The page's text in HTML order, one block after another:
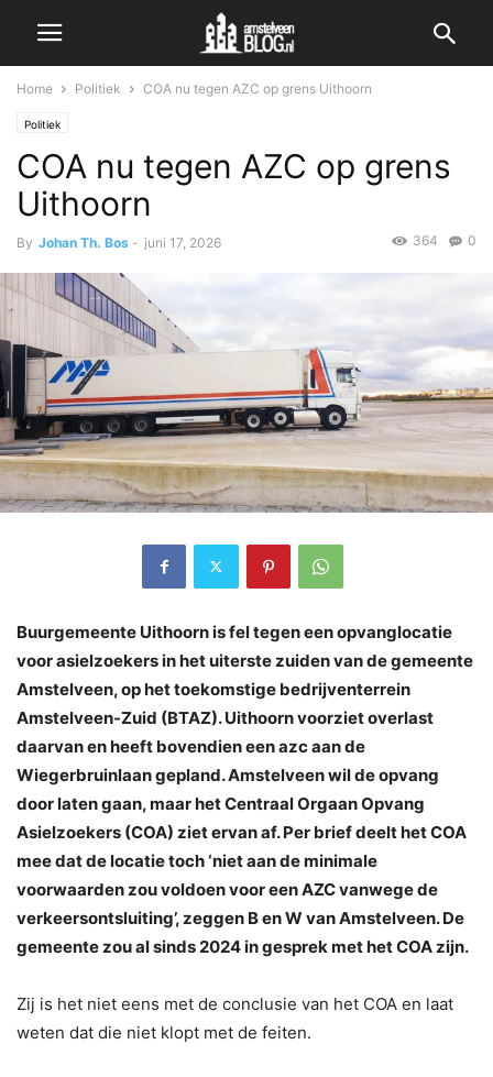
Home Politiek COA nu tegen AZC op grens Uithoorn
Politiek
COA nu tegen AZC op grens
Uithoorn
By Johan Th. Bos - juni 17, 2026 0
364
Buurgemeente Uithoorn is fel tegen een opvanglocatie
voor asielzoekers in het uiterste zuiden van de gemeente
Amstelveen, op het toekomstige bedrijventerrein
Amstelveen-Zuid (BTAZ). Uithoorn voorziet overlast
daarvan en heeft bovendien een azc aan de
Wiegerbruinlaan gepland. Amstelveen wil de opvang
door laten gaan, maar het Centraal Orgaan Opvang
Asielzoekers (COA) ziet ervan af. Per brief deelt het COA
mee dat de locatie toch ‘niet aan de minimale
voorwaarden zou voldoen voor een AZC vanwege de
verkeersontsluiting’, zeggen B en W van Amstelveen. De
gemeente zou al sinds 2024 in gesprek met het COA zijn.
Zij is het niet eens met de conclusie van het COA en laat
weten dat die niet klopt met de feiten.